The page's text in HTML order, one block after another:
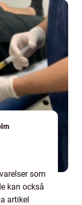
som
kan också
artikel